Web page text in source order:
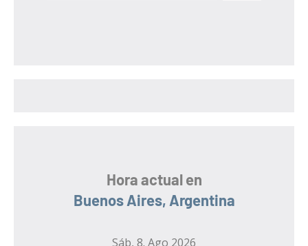
Hora actual en
Buenos Aires, Argentina